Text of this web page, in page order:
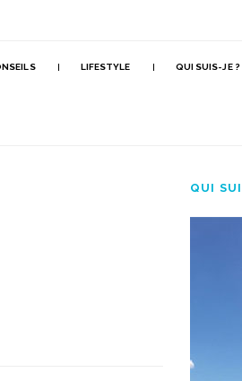
LIFESTYLE QUI SUIS-JE ?
QUI